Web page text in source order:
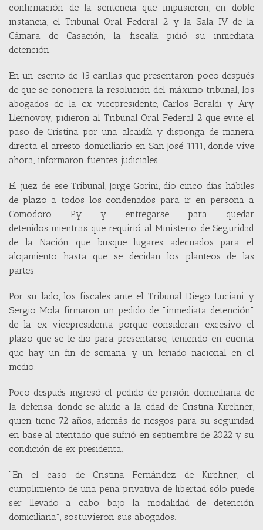
confirmación de la sentencia que impusieron, en doble
instancia, el Tribunal Oral Federal 2 y la Sala IV de la
Cámara de Casación, la fiscalía pidió su inmediata
detención.
En un escrito de 13 carillas que presentaron poco después
de que se conociera la resolución del máximo tribunal, los
abogados de la ex vicepresidente, Carlos Beraldi y Ary
Llernovoy, pidieron al Tribunal Oral Federal 2 que evite el
paso de Cristina por una alcaidía y disponga de manera
directa el arresto domiciliario en San José 1111, donde vive
ahora, informaron fuentes judiciales.
El juez de ese Tribunal, Jorge Gorini, dio cinco días hábiles
de plazo a todos los condenados para ir en persona a
Comodoro Py y entregarse para quedar
detenidos mientras que requirió al Ministerio de Seguridad
de la Nación que busque lugares adecuados para el
alojamiento hasta que se decidan los planteos de las
partes.
Por su lado, los fiscales ante el Tribunal Diego Luciani y
Sergio Mola firmaron un pedido de "inmediata detención"
de la ex vicepresidenta porque consideran excesivo el
plazo que se le dio para presentarse, teniendo en cuenta
que hay un fin de semana y un feriado nacional en el
medio.
Poco después ingresó el pedido de prisión domiciliaria de
la defensa donde se alude a la edad de Cristina Kirchner,
quien tiene 72 años, además de riesgos para su seguridad
en base al atentado que sufrió en septiembre de 2022 y su
condición de ex presidenta.
"En el caso de Cristina Fernández de Kirchner, el
cumplimiento de una pena privativa de libertad sólo puede
ser llevado a cabo bajo la modalidad de detención
domiciliaria", sostuvieron sus abogados.